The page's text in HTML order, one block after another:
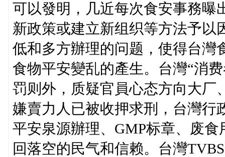
可以發明，几近每次食安事務曝
新政策或建立新组织等方法予以
低和多方辦理的问题，使得台灣
食物平安變乱的產生。台灣“消
罚则外，质疑官員心态方向大厂
嫌賣力人已被收押求刑，台灣行
平安泉源辦理、GMP标章、废
回落空的民气和信赖。台灣